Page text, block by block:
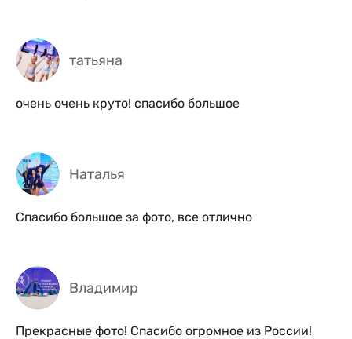
татьяна
очень очень круто! спасибо большое
Наталья
Спасибо большое за фото, все отлично
Владимир
Прекрасные фото! Спасибо огромное из России!